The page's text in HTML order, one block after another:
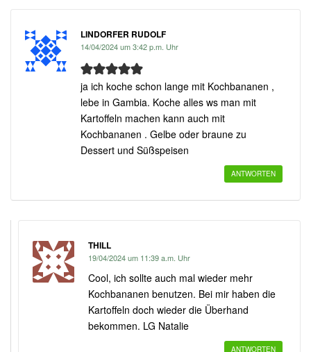
LINDORFER RUDOLF
14/04/2024 um 3:42 p.m. Uhr
ja ich koche schon lange mit Kochbananen ,
lebe in Gambia. Koche alles ws man mit
Kartoffeln machen kann auch mit
Kochbananen . Gelbe oder braune zu
Dessert und Süßspeisen
ANTWORTEN
THILL
19/04/2024 um 11:39 a.m. Uhr
Cool, ich sollte auch mal wieder mehr
Kochbananen benutzen. Bei mir haben die
Kartoffeln doch wieder die Überhand
bekommen. LG Natalie
ANTWORTEN